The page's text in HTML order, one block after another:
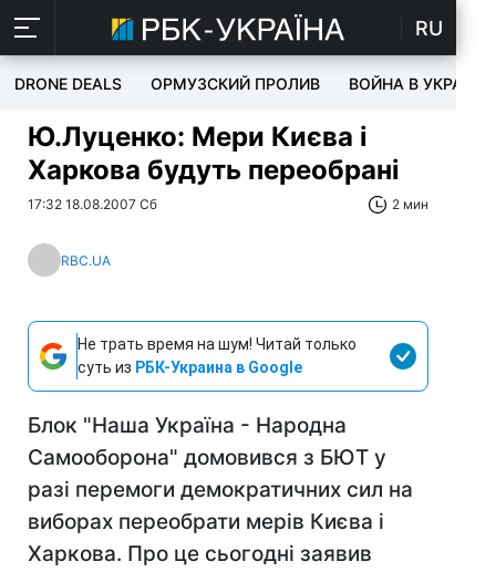
RU
DRONE DEALS ОРМУЗСКИЙ ПРОЛИВ ВОЙНА В УКРАИНЕ
Ю.Луценко: Мери Києва і
Харкова будуть переобрані
17:32 18.08.2007 Сб 2 мин
RBC.UA
Не трать время на шум! Читай только
суть из РБК-Украина в Google
Блок "Наша Україна - Народна
Самооборона" домовився з БЮТ у
разі перемоги демократичних сил на
виборах переобрати мерів Києва і
Харкова. Про це сьогодні заявив